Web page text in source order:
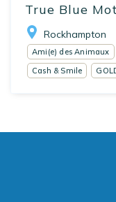
True Blue
Rockhampton
Ami(e) des Animaux
Cash & Smile